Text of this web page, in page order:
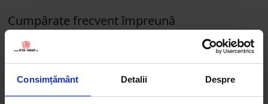
Consimțământ Detalii Despre
Cumpărate frecvent împreună